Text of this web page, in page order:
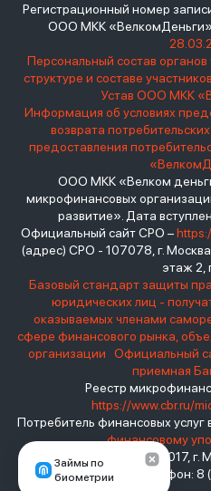
Займы по
биометрии
Регистрационный номер
ООО МКК «ВелкомДеньги»
Персональный состав
структуре и составе
Устав ООО МКК
Информация об условиях
возврата
предоставления
ООО МКК «Велком
микрофинансовых
развитие». Дата
Официальный сайт СРО –
(адрес) СРО - 107078, г. Москва
этаж 2,
Базовый стандарт защиты
юридических лиц -
оказываемых членами
сфере финансового рынка,
организации
Официальный
приемная
Реестр
https://www.cbr.ru/
Потребитель финансовых
финансовому
Место нахождения: 119017, г.
дом 3 Телефон: 8